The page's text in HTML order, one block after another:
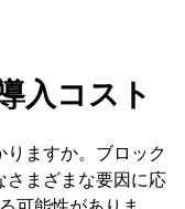
入コスト
りますか。ブロック
さまざまな要因に応